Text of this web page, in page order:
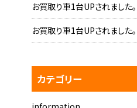
お買取り車1台UPされました。
お買取り車1台UPされました。
カテゴリー